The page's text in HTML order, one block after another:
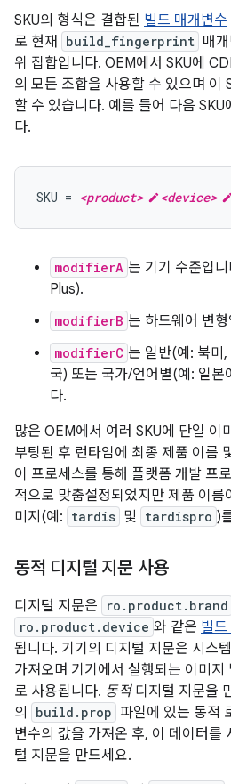
SKU의 형식은 결합된 빌드 매개변수
로 현재
build_fingerprint 매
위 집합입니다. OEM에서 SKU에
의 모든 조합을 사용할 수 있으며 이
할 수 있습니다. 예를 들어 다음 SKU
다.
SKU = <product> <device>
modifierA 는 기기 수준입
Plus).
modifierB 는 하드웨어 변
modifierC 는 일반(예: 북미
국) 또는 국가/언어별(예: 일본
다.
많은 OEM에서 여러 SKU에 단일 이
부팅된 후 런타임에 최종 제품 이름
이 프로세스를 통해 플랫폼 개발 프
적으로 맞춤설정되었지만 제품 이름
미지(예: tardis 및 tardispro )
동적 디지털 지문 사용
디지털 지문은 ro.product.brand
ro.product.device 와 같은 빌
됩니다. 기기의 디지털 지문은 시스
가져오며 기기에서 실행되는 이미
로 사용됩니다. 동적디지털 지문을
의
build.prop 파일에 있는 동적
변수의 값을 가져온 후, 이 데이터를
털 지문을 만드세요.